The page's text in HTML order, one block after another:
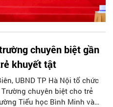
chuyên biệt gần
khuyết tật
UBND TP Hà Nội tổ chức
chuyên biệt cho trẻ
Tiểu học Bình Minh và